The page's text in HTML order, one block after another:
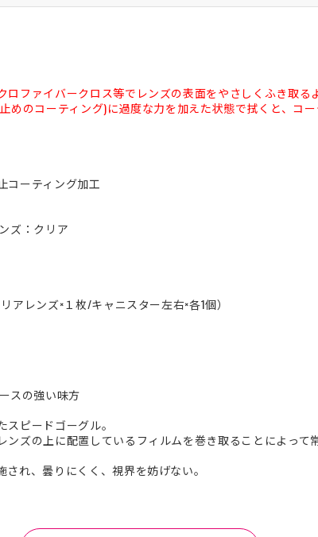
ファイバークロス等でレンズの表面をやさしくふき取る
めのコーティング)に過度な力を加えた状態で拭くと、コ
コーティング加工
ズ：クリア
アレンズ×１枚/キャニスター左右×各1個）
スの強い味方
ピードゴーグル。
ンズの上に配置しているフィルムを巻き取ることによって
れ、曇りにくく、視界を妨げない。